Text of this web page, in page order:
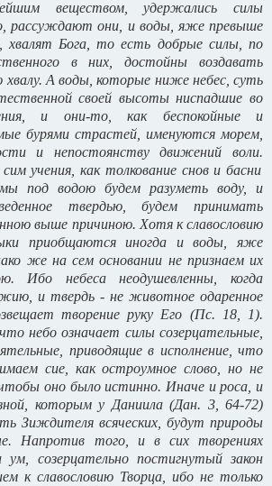
веществом, удержались силы
рассуждают они, и воды, яже превыше
хвалят Бога, то есть добрые силы, по
в них, достойны воздавать
хвалу. А воды, которые ниже небес, суть
своей высоты ниспадшие во
и они-то, как беспокойные и
бурями страстей, именуются морем,
и непостоянству движений воли.
учения, как толкование снов и басни
под водою будем разуметь воду, и
твердью, будем принимать
выше причиною. Хотя к славословию
приобщаются иногда и воды, яже
же на сем основании не признаем их
Ибо небеса неодушевленны, когда
и твердь - не животное одаренное
творение руку Его (Пс. 18, 1).
небо означает силы созерцательные,
приводящие в исполнение, что
cиe, как остроумное слово, но не
чтобы оно было истинно. Иначе и роса, и
которым у Даниила (Дан. 3, 64-72)
Зиждителя всяческих, будут природы
Напротив того, и в сих творениях
созерцательно постигнутый закон
к славословию Творца, ибо не только